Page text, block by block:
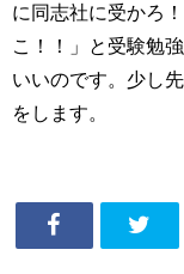
に同志社に受かろ
こ！！」と受験勉
いいのです。少し
をします。